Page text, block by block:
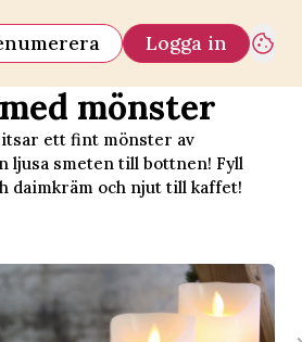
Logga in
mönster
ett fint mönster av
ljusa smeten till bottnen! Fyll
daimkräm och njut till kaffet!